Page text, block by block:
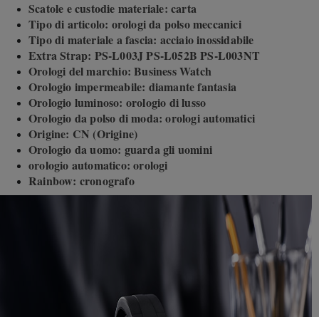
Scatole e custodie materiale: carta
Tipo di articolo: orologi da polso meccanici
Tipo di materiale a fascia: acciaio inossidabile
Extra Strap: PS-L003J PS-L052B PS-L003NT
Orologi del marchio: Business Watch
Orologio impermeabile: diamante fantasia
Orologio luminoso: orologio di lusso
Orologio da polso di moda: orologi automatici
Origine: CN (Origine)
Orologio da uomo: guarda gli uomini
orologio automatico: orologi
Rainbow: cronografo